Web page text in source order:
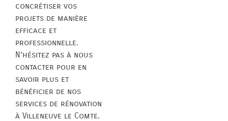
concrétiser vos
projets de manière
efficace et
professionnelle.
N’hésitez pas à nous
contacter pour en
savoir plus et
bénéficier de nos
services de rénovation
à Villeneuve le Comte.